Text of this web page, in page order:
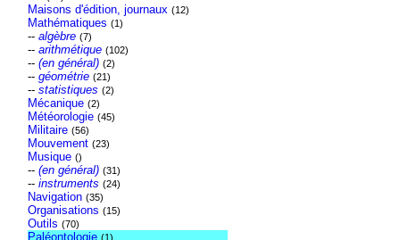
Maisons d'édition, journaux (12)
Mathématiques (1)
-- algèbre (7)
-- arithmétique (102)
-- (en général) (2)
-- géométrie (21)
-- statistiques (2)
Mécanique (2)
Météorologie (45)
Militaire (56)
Mouvement (23)
Musique ()
-- (en général) (31)
-- instruments (24)
Navigation (35)
Organisations (15)
Outils (70)
Paléontologie (1)